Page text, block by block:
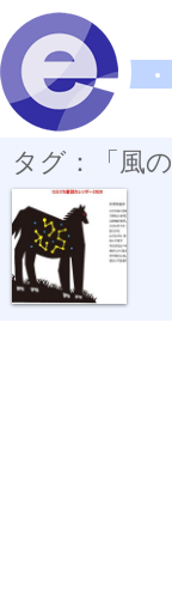
タグ：「風
風の丘